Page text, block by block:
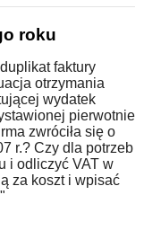
roku
faktury
otrzymania
wydatek
pierwotnie
zwróciła się o
r.? Czy dla potrzeb
i odliczyć VAT w
za koszt i wpisać